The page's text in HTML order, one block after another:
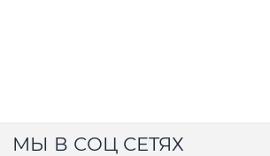
МЫ В СОЦ СЕТЯХ